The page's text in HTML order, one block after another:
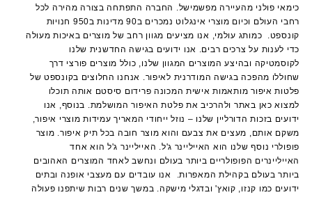
כימאי פולני מהעיירה מפשמישל. החברה התפתחה בצורה מהירה לכל
רחבי העולם וכיום מוצרי אינגלוט נמכרים ב90 מדינות ב950 חנויות
קונספט. כמותג עולמי, אנו מציעים מגוון רחב של מוצרים באיכות מעולה
כדי לענות על צרכים רבים. אנו ידועים בגישה החדשנית שלנו
לקוסמטיקה ובהיצע המוצרים המגוון שלנו, כולל מוצרים פורצי דרך
שחוללו מהפכה בגישה המודרנית לאיפור. אנחנו החלוצים בקונספט של
פלטות איפור מותאמות אישית המכונה פרידום סיסטם אותה תוכלו
למצוא כאן באתר ולהרכיב את פלטת האיפור המושלמת. בנוסף, אנו
ידועים בזכות הדורליין שלנו – נוזל ייחודי המאריך עמידות מוצרי איפור,
משקם אותם, מעצים את צבעם והוא מוצר חובה בכל תיק איפור. מוצר
פופולרי נוסף שלנו הוא האייליינר ג'ל. האייליינר ג'ל הוא אחד
האייליינרים הפופולריים ביותר בעולם ונחשב לאחד המוצרים האהובים
ביותר בעולם בקהילת המאפרות. אנו עובדים עם מעצבי אופנה ובתים
ידועים כמו קנזו, קואץ' ובדגלי מישקה. במשך שנים רבות שיתפנו פעולה